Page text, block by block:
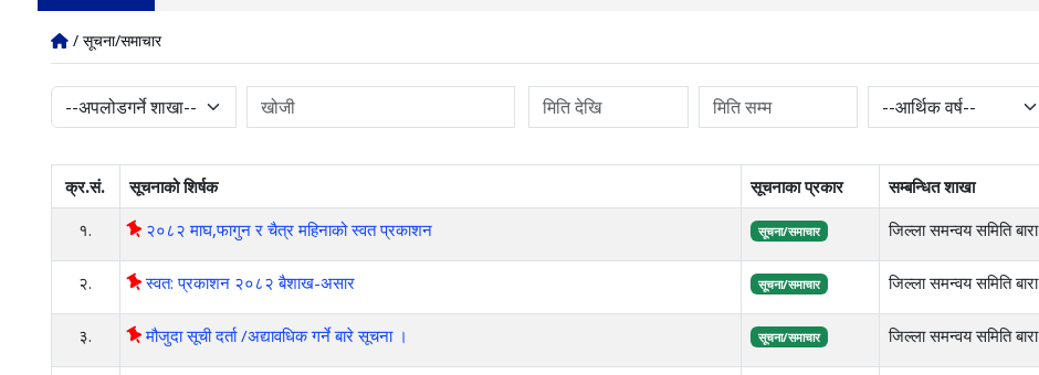
/ सूचना/समाचार
क्र.सं. सूचनाको शिर्षक सूचनाका प्रकार सम्बन्धित शाखा
१.
२०८२ माघ,फागुन र चैत्र महिनाको स्वत प्रकाशन सूचना/समाचार जिल्ला समन्वय समिति बारा
२. स्वत: प्रकाशन २०८२ बैशाख-असार सूचना/समाचार जिल्ला समन्वय समिति बारा
३. मौजुदा सूची दर्ता /अद्यावधिक गर्ने बारे सूचना । सूचना/समाचार जिल्ला समन्वय समिति बारा